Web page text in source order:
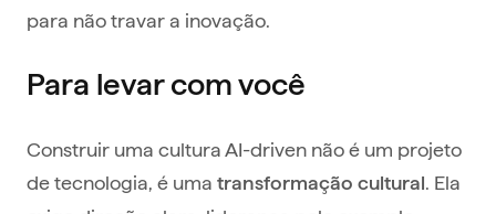
para não travar a inovação.
Para levar com você
Construir uma cultura AI-driven não é um projeto
de tecnologia, é uma transformação cultural . Ela